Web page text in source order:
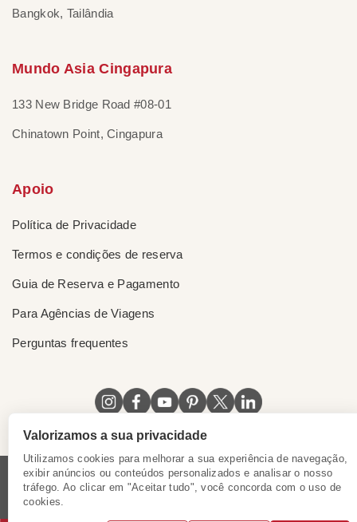
Bangkok, Tailândia
Mundo Asia Cingapura
133 New Bridge Road #08-01
Chinatown Point, Cingapura
Apoio
Política de Privacidade
Termos e condições de reserva
Guia de Reserva e Pagamento
Para Agências de Viagens
Perguntas frequentes
Licença do Vietnã | Certificado de Singapura
|
Certificado de Hong Kong, China
Valorizamos a sua privacidade
Utilizamos cookies para melhorar a sua experiência de navegação,
exibir anúncios ou conteúdos personalizados e analisar o nosso
tráfego. Ao clicar em "Aceitar tudo", você concorda com o uso de
cookies.